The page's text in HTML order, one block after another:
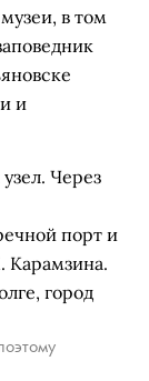
в том
и
Через
порт и
город